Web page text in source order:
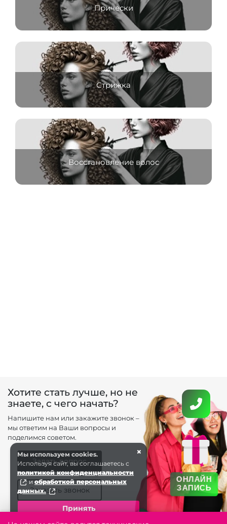
ОНЛАЙН
ЗАПИСЬ
Прически
Стрижка
Восстановление волос
Хотите стать лучше, но не
знаете, с чего начать?
Напишите нам или закажите звонок –
мы ответим на Ваши вопросы и
поделимся советом.
Задать вопрос
Заказать звонок
×
Мы используем cookies.
Используя сайт, вы соглашаетесь с
политикой конфиденциальности
иобработкой персональных
данных.
Принять